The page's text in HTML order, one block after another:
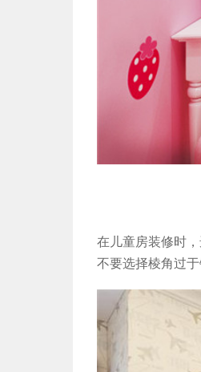
在儿童房装修时
不要选择棱角过